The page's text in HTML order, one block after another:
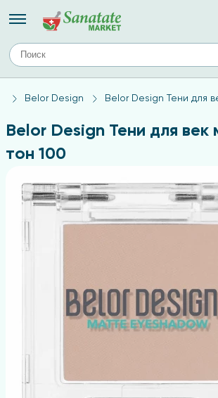
лица
Назад
ТИПЫ КОЖИ
Средства для
Средства для
Belor Design Belor Design Тени для
Belor Design Тени для век
тон 100